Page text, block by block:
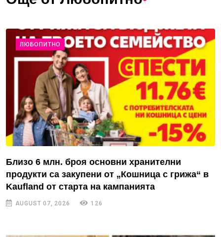
ЛЮБОПИТНО
Близо 6 млн. броя основни хранителни
продукти са закупени от „Кошница с грижа“ в
Kaufland от старта на кампанията
AUGUST 07, 2026 126